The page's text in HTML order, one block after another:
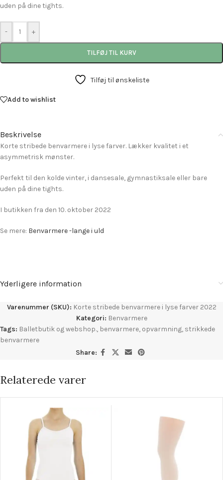
uden på dine tights.
- +
TILFØJ TIL KURV
Tilføj til ønskeliste
Add to wishlist
Beskrivelse
Korte stribede benvarmere i lyse farver. Lækker kvalitet i et
asymmetrisk mønster.
Perfekt til den kolde vinter, i dansesale, gymnastiksale eller bare
uden på dine tights.
I butikken fra den 10. oktober 2022
Se mere: Benvarmere -lange i uld
Yderligere information
Varenummer (SKU): Korte stribede benvarmere i lyse farver 2022
Kategori: Benvarmere
Tags: Balletbutik og webshop., benvarmere, opvarmning, strikkede
benvarmere
Share:
Relaterede varer